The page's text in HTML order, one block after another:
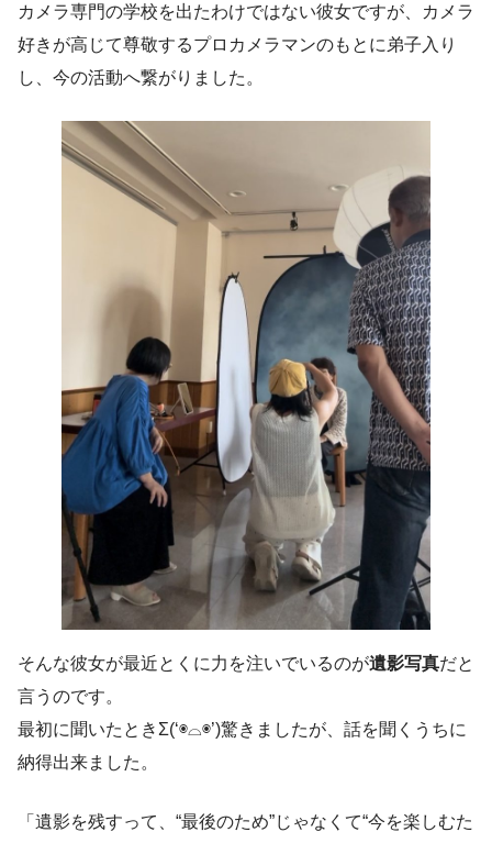
カメラ専門の学校を出たわけではない彼女ですが、カメラ
好きが高じて尊敬するプロカメラマンのもとに弟子入り
し、今の活動へ繋がりました。
そんな彼女が最近とくに力を注いでいるのが遺影写真だと
言うのです。
最初に聞いたときΣ(‘◉⌓◉’)驚きましたが、話を聞くうちに
納得出来ました。
「遺影を残すって、“最後のため”じゃなくて“今を楽しむた